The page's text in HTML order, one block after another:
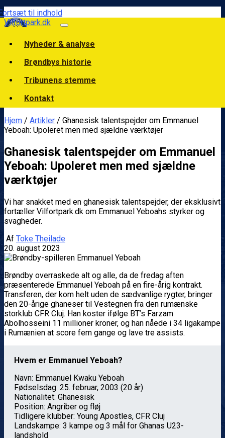
til indhold
Vilfortpark.dk
Nyheder & analyse
Brøndbys historie
Tribunens stemme
Kontakt
Hjem / Artikler / Ghanesisk talentspejder om Emmanuel
Yeboah: Upoleret men med sjældne værktøjer
Ghanesisk talentspejder om Emmanuel
Yeboah: Upoleret men med sjældne
værktøjer
Vi har snakket med en ghanesisk talentspejder, der eksklusivt
fortæller Vilfortpark.dk om Emmanuel Yeboahs styrker og
svagheder.
Af Toke Theilade
20. august 2023
Brøndby overraskede alt og alle, da de fredag aften
præsenterede Emmanuel Yeboah på en fire-årig kontrakt.
Transferen, der kom helt uden de sædvanlige rygter, bringer
den 20-årige ghaneser til Vestegnen fra den rumænske
storklub CFR Cluj. Han koster ifølge BT’s Farzam
Abolhosseini 11 millioner kroner, og han nåede i 34 ligakampe
i Rumænien at score fem gange og lave tre assists.
Hvem er Emmanuel Yeboah?
Navn: Emmanuel Kwaku Yeboah
Fødselsdag: 25. februar, 2003 (20 år)
Nationalitet: Ghanesisk
Position: Angriber og fløj
Tidligere klubber: Young Apostles, CFR Cluj
Landskampe: 3 kampe og 3 mål for Ghanas U23-
landshold